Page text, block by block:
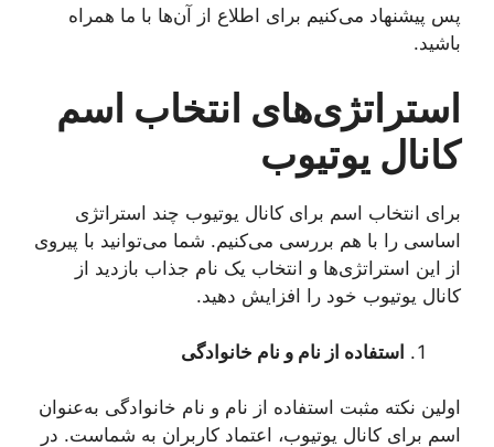
پس پیشنهاد می‌کنیم برای اطلاع از آن‌ها با ما همراه
باشید.
استراتژی‌های انتخاب اسم
کانال یوتیوب
برای انتخاب اسم برای کانال یوتیوب چند استراتژی
اساسی را با هم بررسی می‌کنیم. شما می‌توانید با پیروی
از این استراتژی‌ها و انتخاب یک نام جذاب بازدید از
کانال یوتیوب خود را افزایش دهید.
استفاده از نام و نام خانوادگی
اولین نکته مثبت استفاده از نام و نام خانوادگی به‌عنوان
اسم برای کانال یوتیوب، اعتماد کاربران به شماست. در